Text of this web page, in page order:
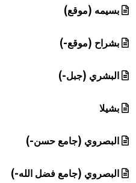
بسيمه (موقع)
بشراح (موقع-)
البشري (جبل-)
بشيلا
البصروي (جامع حسن-)
البصروي (جامع فضل الله-)